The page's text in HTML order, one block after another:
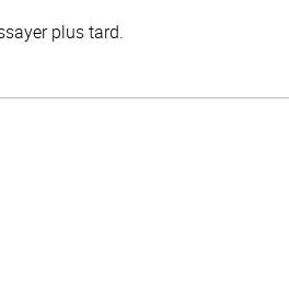
plus tard.